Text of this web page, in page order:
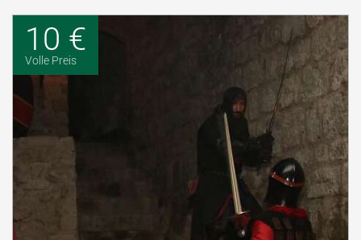
10 €
Volle Preis